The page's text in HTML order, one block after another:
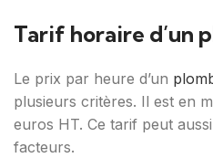
Tarif horaire d’un
Le prix par heure d’un
plusieurs critères. Il est en
euros HT. Ce tarif peut
facteurs.